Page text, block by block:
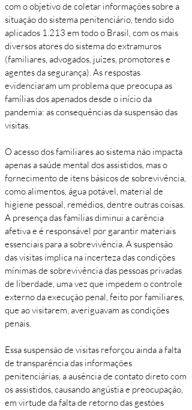
com o objetivo de coletar informações sobre a
situação do sistema penitenciário, tendo sido
aplicados 1.213 em todo o Brasil, com os mais
diversos atores do sistema do extramuros
(familiares, advogados, juízes, promotores e
agentes da segurança). As respostas
evidenciaram um problema que preocupa as
famílias dos apenados desde o início da
pandemia: as consequências da suspensão das
visitas.
O acesso dos familiares ao sistema não impacta
apenas a saúde mental dos assistidos, mas o
fornecimento de itens básicos de sobrevivência,
como alimentos, água potável, material de
higiene pessoal, remédios, dentre outras coisas.
A presença das famílias diminui a carência
afetiva e é responsável por garantir materiais
essenciais para a sobrevivência. A suspensão
das visitas implica na incerteza das condições
mínimas de sobrevivência das pessoas privadas
de liberdade, uma vez que impedem o controle
externo da execução penal, feito por familiares,
que ao visitarem, averiguavam as condições
penais.
Essa suspensão de visitas reforçou ainda a falta
de transparência das informações
penitenciárias, a ausência de contato direto com
os assistidos, causando angústia e preocupação,
em virtude da falta de retorno das gestões